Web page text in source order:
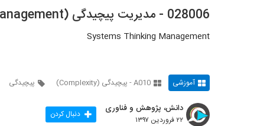
028006 - مدیریت پیچیدگی (Complexity Management)
Systems Thinking Management
آموزشی A010 - پیچیدگی (Complexity) پیچیدگی
دانش، پژوهش و فناوری
۲۲ فروردین ۱۳۹۷ دنبال کردن